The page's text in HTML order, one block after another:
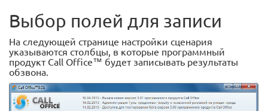
Выбор полей для записи
На следующей странице настройки сценария
указываются столбцы, в которые программный
продукт Call Office™ будет записывать результаты
обзвона.